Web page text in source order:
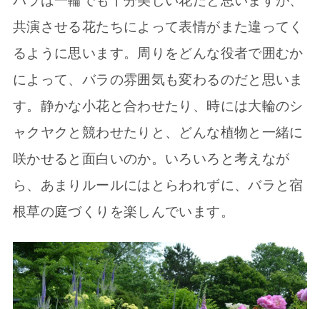
共演させる花たちによって表情がまた違ってく
るように思います。周りをどんな役者で囲むか
によって、バラの雰囲気も変わるのだと思いま
す。静かな小花と合わせたり、時には大輪のシ
ャクヤクと競わせたりと、どんな植物と一緒に
咲かせると面白いのか。いろいろと考えなが
ら、あまりルールにはとらわれずに、バラと宿
根草の庭づくりを楽しんでいます。